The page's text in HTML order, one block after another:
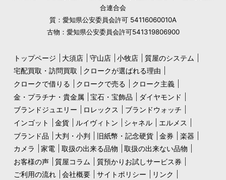
合連合会
質：愛知県公安委員会許可 54116060010A
古物：愛知県公安委員会許可541319806900
トップページ 大須店 守山店 小牧店
質屋のシステム
宅配買取・訪問買取
クロークが選ばれる理由
クロークで借りる
クロークで売る
クローク主義
金・プラチナ・貴金属
宝石・宝飾品
ダイヤモンド
ブランドジュエリー
ロレックス
ブランドウォッチ
インゴット
金貨 ルイヴィトン シャネル
エルメス
ブランド品
大判・小判 旧紙幣・記念硬貨 金券
楽器
カメラ
家電 取扱の出来る品物
取扱の出来ない品物
お客様の声
質屋コラム
質預かりお試しサービス券
ご利用の流れ
会社概要 サイトポリシー リンク